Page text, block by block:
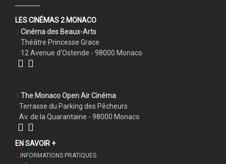
LES CINÉMAS 2 MONACO
Cinéma des Beaux-Arts
Théâtre Princesse Grace
12 Avenue d'Ostende - 98000 Monaco
The Monaco Open Air Cinéma
Terrasse du Parking des Pêcheurs
Av. de la Quarantaine - 98000 Monaco
EN SAVOIR +
INFORMATIONS PRATIQUES